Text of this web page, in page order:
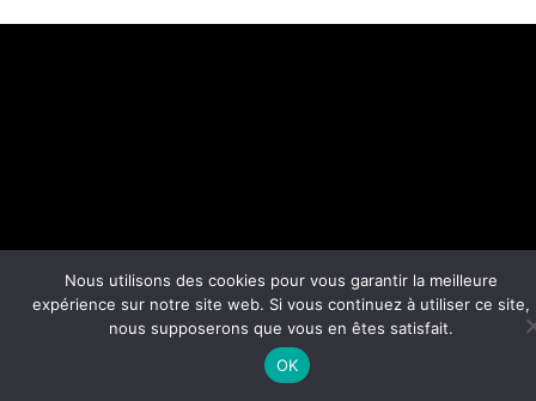
Nous utilisons des cookies pour vous garantir la meilleure
expérience sur notre site web. Si vous continuez à utiliser ce site,
nous supposerons que vous en êtes satisfait.
OK